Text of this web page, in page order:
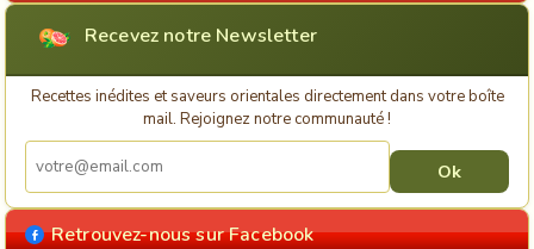
Recevez notre Newsletter
Recettes inédites et saveurs orientales directement dans votre boîte
mail. Rejoignez notre communauté !
Retrouvez-nous sur Facebook